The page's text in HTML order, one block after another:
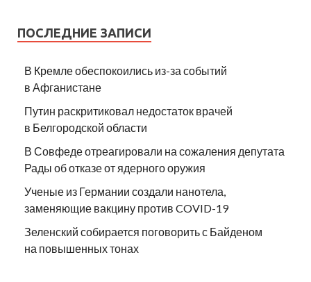
ПОСЛЕДНИЕ ЗАПИСИ
В Кремле обеспокоились из-за событий
в Афганистане
Путин раскритиковал недостаток врачей
в Белгородской области
В Совфеде отреагировали на сожаления депутата
Рады об отказе от ядерного оружия
Ученые из Германии создали нанотела,
заменяющие вакцину против COVID-19
Зеленский собирается поговорить с Байденом
на повышенных тонах